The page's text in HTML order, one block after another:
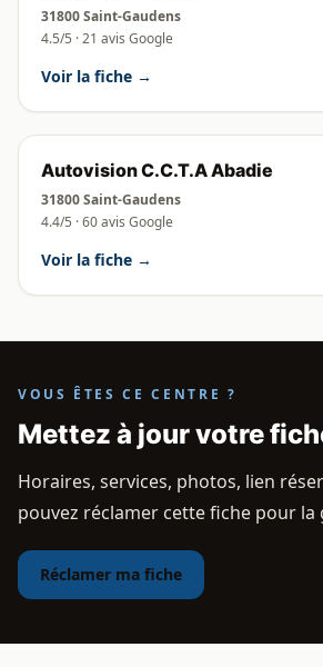
31800 Saint-Gaudens
4.5/5 · 21 avis Google
Voir la fiche →
Autovision C.C.T.A Abadie
31800 Saint-Gaudens
4.4/5 · 60 avis Google
Voir la fiche →
VOUS ÊTES CE CENTRE ?
Mettez à jour votre
Horaires, services, photos, lien
pouvez réclamer cette fiche pour la
Réclamer ma fiche